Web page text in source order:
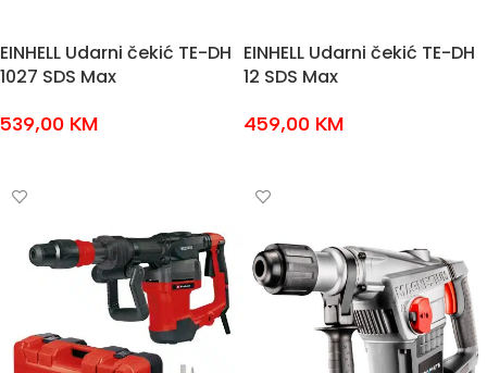
EINHELL Udarni čekić TE-DH
1027 SDS Max
539,00 KM
EINHELL Udarni čekić TE-DH
12 SDS Max
459,00 KM